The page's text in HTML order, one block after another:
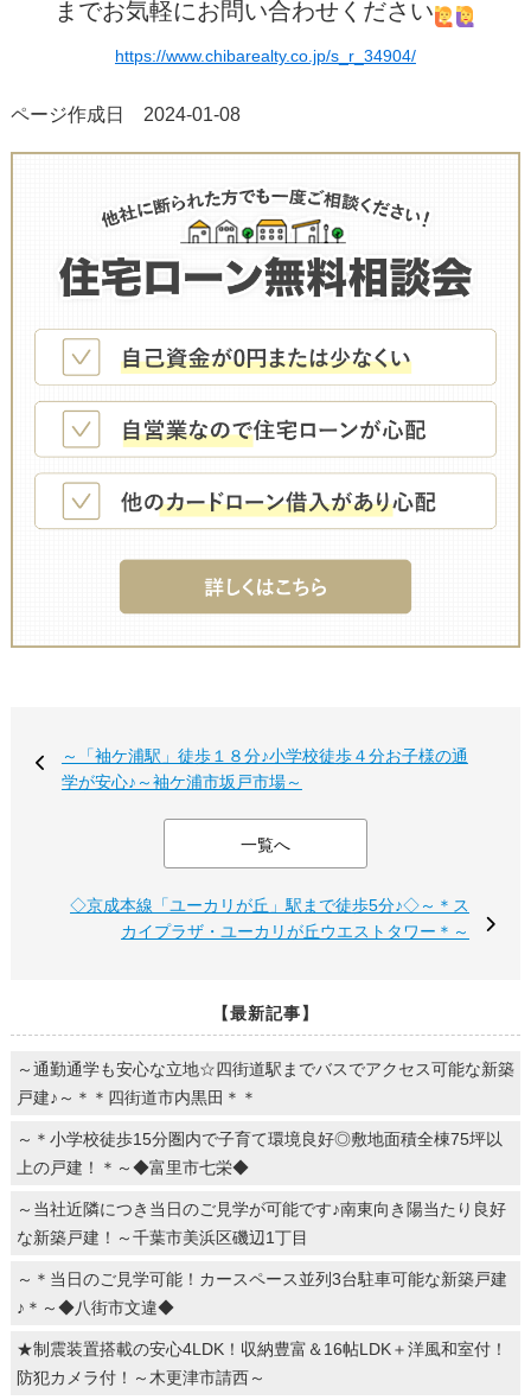
までお気軽にお問い合わせください
https://www.chibarealty.co.jp/s_r_34904/
ページ作成日 2024-01-08
～「袖ケ浦駅」徒歩１８分♪小学校徒歩４分お子様の通
学が安心♪～袖ケ浦市坂戸市場～
一覧へ
◇京成本線「ユーカリが丘」駅まで徒歩5分♪◇～＊ス
カイプラザ・ユーカリが丘ウエストタワー＊～
【最新記事】
～通勤通学も安心な立地☆四街道駅までバスでアクセス可能な新築
戸建♪～＊＊四街道市内黒田＊＊
～＊小学校徒歩15分圏内で子育て環境良好◎敷地面積全棟75坪以
上の戸建！＊～◆富里市七栄◆
～当社近隣につき当日のご見学が可能です♪南東向き陽当たり良好
な新築戸建！～千葉市美浜区磯辺1丁目
～＊当日のご見学可能！カースペース並列3台駐車可能な新築戸建
♪＊～◆八街市文違◆
★制震装置搭載の安心4LDK！収納豊富＆16帖LDK＋洋風和室付！
防犯カメラ付！～木更津市請西～